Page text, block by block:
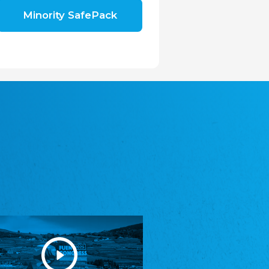
republice, z.s.
Landesversammlung der deutschen Vereine
Sydslesvigsk Forening e. V.
Südschleswigscher Verein
Youth of European Nationalities (YEN)
Jugend Europäischer Volksgruppen (JEV)
Minority SafePack